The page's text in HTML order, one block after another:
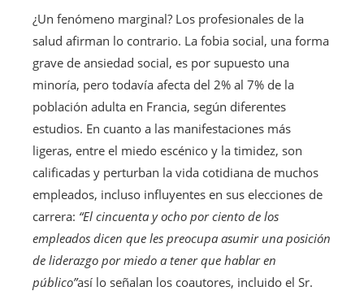
¿Un fenómeno marginal? Los profesionales de la
salud afirman lo contrario. La fobia social, una forma
grave de ansiedad social, es por supuesto una
minoría, pero todavía afecta del 2% al 7% de la
población adulta en Francia, según diferentes
estudios. En cuanto a las manifestaciones más
ligeras, entre el miedo escénico y la timidez, son
calificadas y perturban la vida cotidiana de muchos
empleados, incluso influyentes en sus elecciones de
carrera: “El cincuenta y ocho por ciento de los
empleados dicen que les preocupa asumir una posición
de liderazgo por miedo a tener que hablar en
público”así lo señalan los coautores, incluido el Sr.